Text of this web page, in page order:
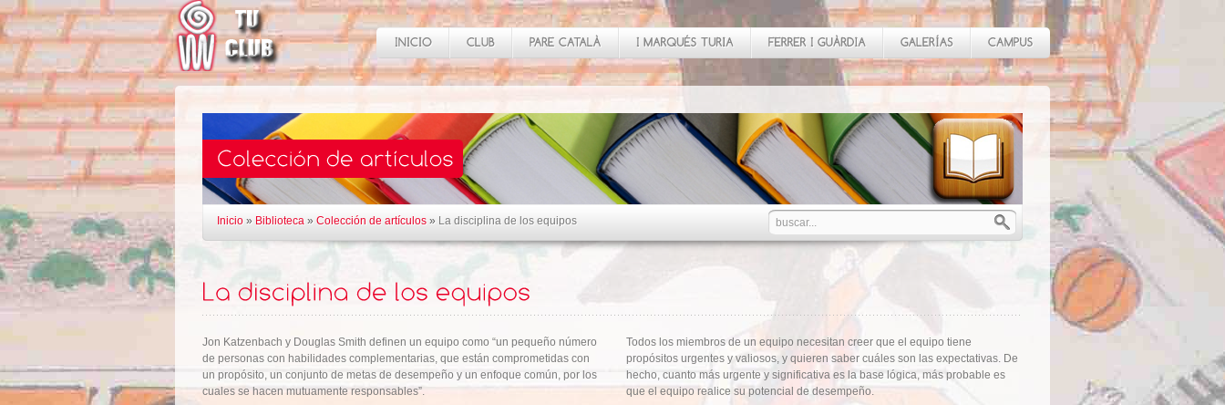
Inicio » Biblioteca » Colección de artículos » La disciplina de los equipos
Jon Katzenbach y Douglas Smith definen un equipo como “un pequeño número
de personas con habilidades complementarias, que están comprometidas con
un propósito, un conjunto de metas de desempeño y un enfoque común, por los
cuales se hacen mutuamente responsables”.
Todos los miembros de un equipo necesitan creer que el equipo tiene
propósitos urgentes y valiosos, y quieren saber cuáles son las expectativas. De
hecho, cuanto más urgente y significativa es la base lógica, más probable es
que el equipo realice su potencial de desempeño.